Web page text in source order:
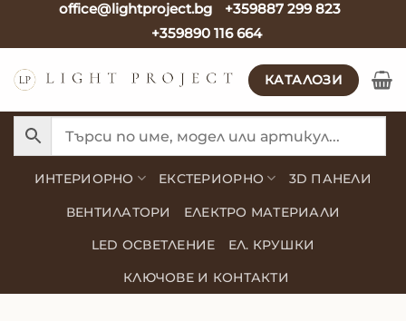
office@lightproject.bg
+359887 299 823
+359890 116 664
КАТАЛОЗИ
ИНТЕРИОРНО ЕКСТЕРИОРНО 3D ПАНЕЛИ
ВЕНТИЛАТОРИ ЕЛЕКТРО МАТЕРИАЛИ
LED ОСВЕТЛЕНИЕ ЕЛ. КРУШКИ
КЛЮЧОВЕ И КОНТАКТИ